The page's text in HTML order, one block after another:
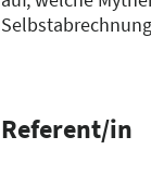
Referent/in